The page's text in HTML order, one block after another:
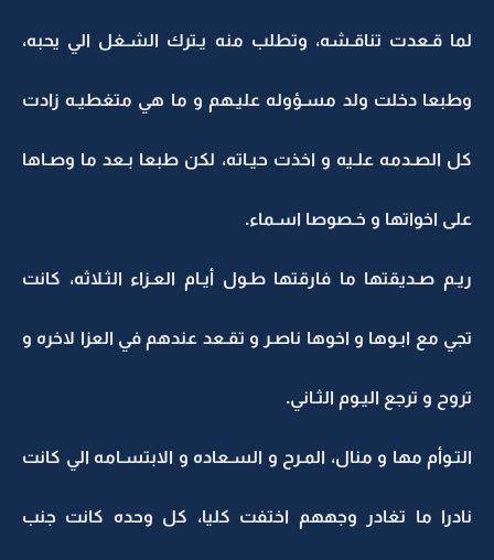
لما قـعدت تناقـشه، وتطلب منه يـترك الشـغل الي يحبه،
وطبعا دخلت ولد مسـؤوله عليـهم و ما هي متغطيـه زادت
كل الصـدمه علـيه و اخذت حيـاته، لكن طبعا بـعد ما وصـاها
على اخواتها و خـصوصا اسـماء.
ريـم صـديقتها ما فارقتها طـول أيـام العـزاء الثـلاثه، كانت
تجي مع ابـوها و اخوها ناصـر و تقـعد عندهم في العزا لاخره و
تروح و ترجع اليـوم الثـاني.
التـوأم مها و منال، المـرح و السـعاده و الابتسـامه الي كانت
نادرا ما تغادر وجههم اختفت كليا، كل وحده كانت جنب